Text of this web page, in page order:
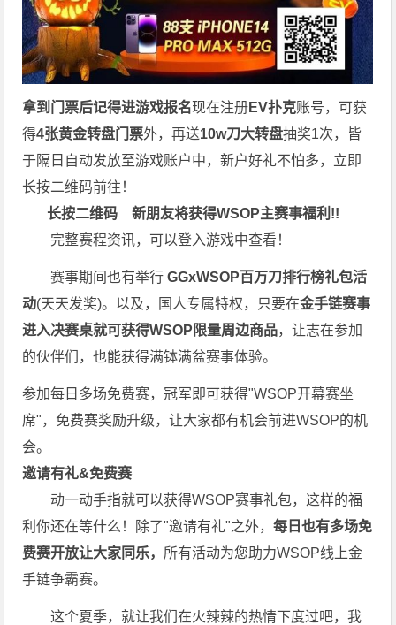
拿到门票后记得进游戏报名现在注册EV扑克账号，可获
得4张黄金转盘门票外，再送10w刀大转盘抽奖1次，皆
于隔日自动发放至游戏账户中，新户好礼不怕多，立即
长按二维码前往！
长按二维码新朋友将获得WSOP主赛事福利!!
完整赛程资讯，可以登入游戏中查看！
赛事期间也有举行 GGxWSOP百万刀排行榜礼包活
动(天天发奖)。以及，国人专属特权，只要在金手链赛事
进入决赛桌就可获得WSOP限量周边商品，让志在参加
的伙伴们，也能获得满钵满盆赛事体验。
参加每日多场免费赛，冠军即可获得"WSOP开幕赛坐
席"， 免费赛奖励升级，让大家都有机会前进WSOP的机
会。
邀请有礼&免费赛
动一动手指就可以获得WSOP赛事礼包，这样的福
利你还在等什么！除了"邀请有礼"之外，每 日也有多场免
费赛开放让大家同乐， 所有活动为您助力WSOP线上金
手链争霸赛。
这个夏季，就让我们在火辣辣的热情下度过吧，我